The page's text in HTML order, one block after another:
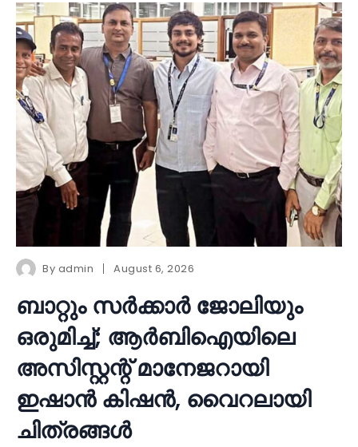
By admin August 6, 2026
ബാറ്റും സർക്കാർ ജോലിയും
ഒരുമിച്ച്; ആർബിഐയിലെ
അസിസ്റ്റന്റ് മാനേജറായി
ഇഷാൻ കിഷൻ, വൈറലായി
ചിത്രങ്ങൾ